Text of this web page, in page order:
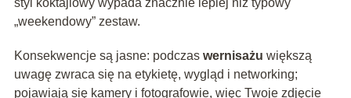
styl koktajlowy wypada znacznie lepiej niż typowy
„weekendowy” zestaw.
Konsekwencje są jasne: podczas wernisażu większą
uwagę zwraca się na etykietę, wygląd i networking;
pojawiają się kamery i fotografowie, więc Twoje zdjęcie